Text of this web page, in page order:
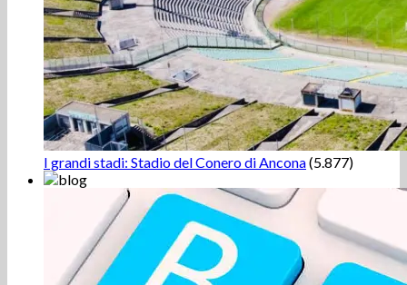
I grandi stadi: Stadio del Conero di Ancona(5.877)